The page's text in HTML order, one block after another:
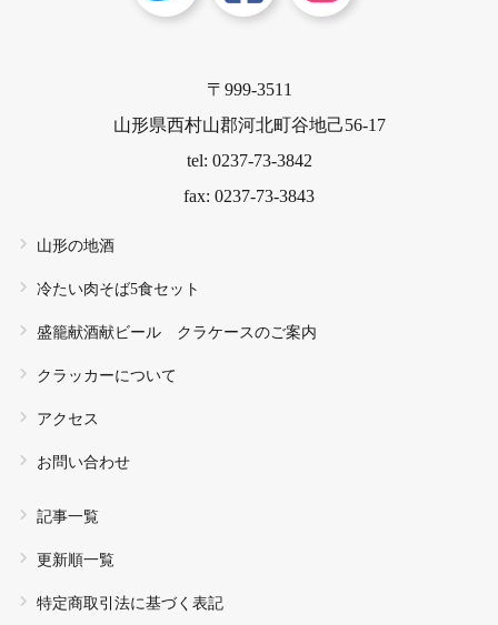
〒999-3511
山形県西村山郡河北町谷地己56-17
tel: 0237-73-3842
fax: 0237-73-3843
山形の地酒
冷たい肉そば5食セット
盛籠献酒献ビール クラケースのご案内
クラッカーについて
アクセス
お問い合わせ
記事一覧
更新順一覧
特定商取引法に基づく表記